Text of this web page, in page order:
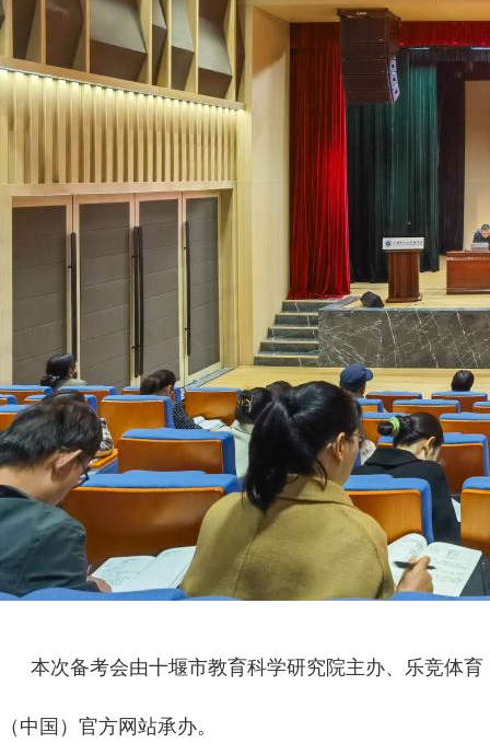
本次备考会由十堰市教育科学研究院主办、乐竞体育
（中国）官方网站承办。